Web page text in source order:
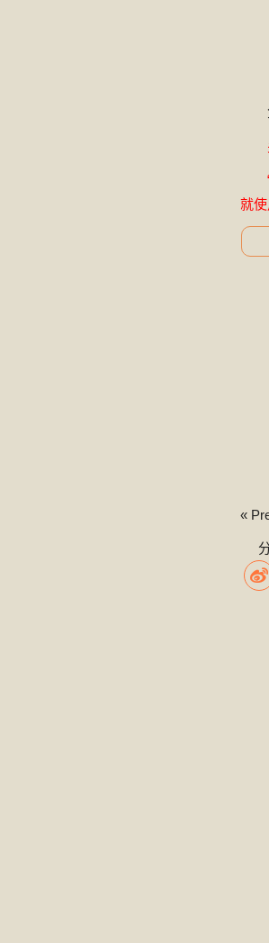
就使
«
分